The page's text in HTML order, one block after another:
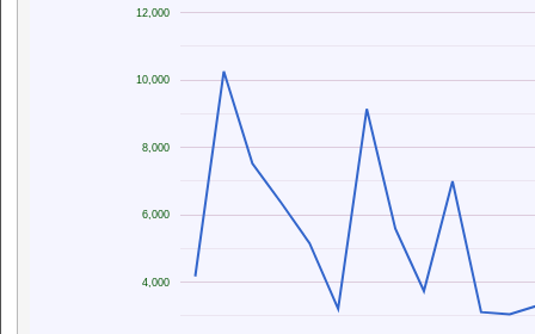
4,000
6,000
8,000
10,000
12,000